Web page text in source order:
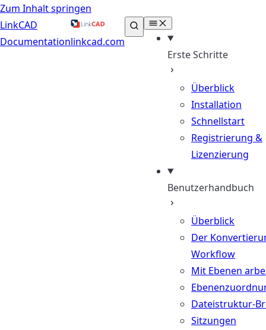
Zum Inhalt springen
LinkCAD
Documentationlinkcad.com
Erste Schritte
Überblick
Installation
Schnellstart
Registrierung &
Lizenzierung
Benutzerhandbuch
Überblick
Der
Workflow
Mit Ebenen
Dateistruktur-
Sitzungen